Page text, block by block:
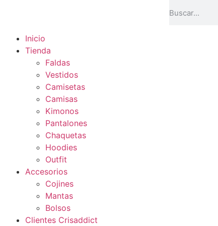
Inicio
Tienda
Faldas
Vestidos
Camisetas
Camisas
Kimonos
Pantalones
Chaquetas
Hoodies
Outfit
Accesorios
Cojines
Mantas
Bolsos
Clientes Crisaddict